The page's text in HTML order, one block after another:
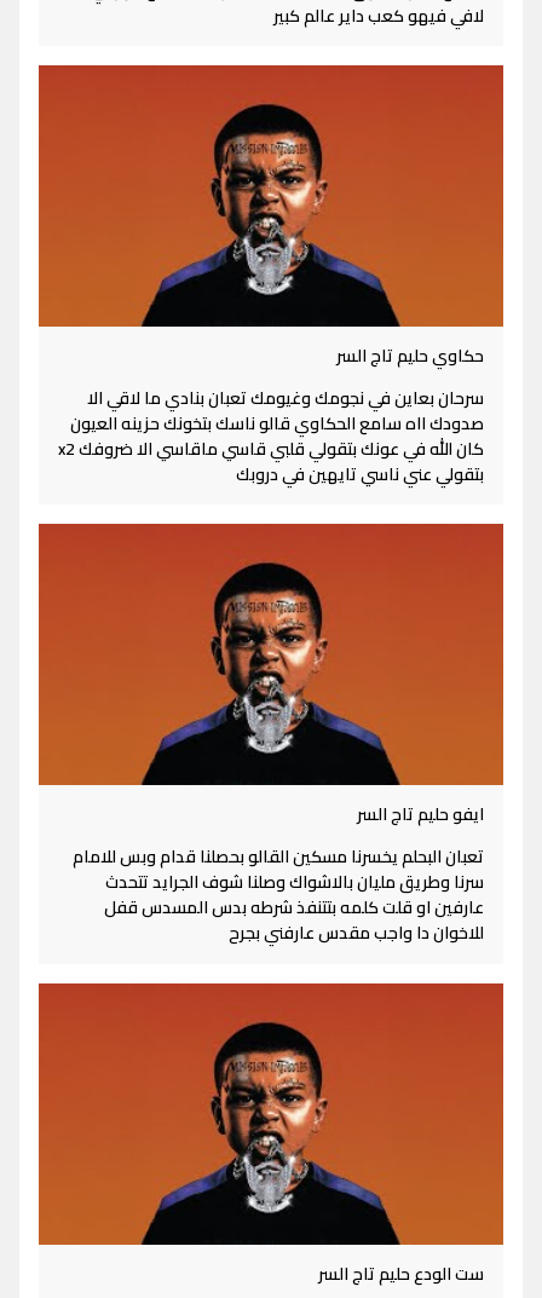
لافي فيهو كعب داير عالم كبير
حكاوي حليم تاج السر
سرحان بعاين في نجومك وغيومك تعبان بنادي ما لاقي الا
صدودك ااه سامع الحكاوي قالو ناسك بتخونك حزينه العيون
كان الله في عونك بتقولي قلبي قاسي ماقاسي الا ضروفك x2
بتقولي عني ناسي تايهين في دروبك
ايفو حليم تاج السر
تعبان البحلم يخسرنا مسكين القالو بحصلنا قدام وبس للامام
سرنا وطريق مليان بالاشواك وصلنا شوف الجرايد تتحدث
عارفين او قلت كلمه بتتنفذ شرطه بدس المسدس قفل
للاخوان دا واجب مقدس عارفني بجرح
ست الودع حليم تاج السر